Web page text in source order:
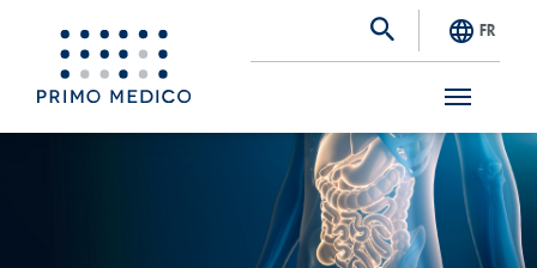
S
FR